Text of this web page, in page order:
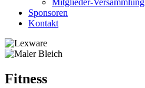
Mitglieder-Versammlung
Sponsoren
Kontakt
Fitness